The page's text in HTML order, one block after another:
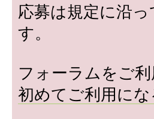
応募は規定に沿っ
す。
フォーラムをご
初めてご利用に